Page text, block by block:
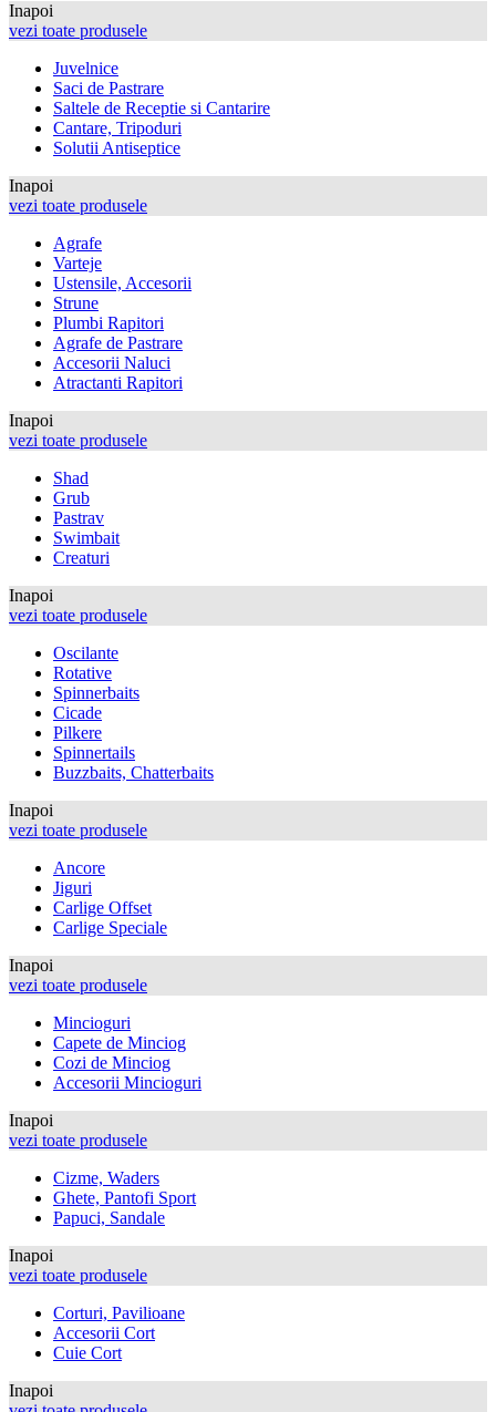
Inapoi
vezi toate produsele
Juvelnice
Saci de Pastrare
Saltele de Receptie si Cantarire
Cantare, Tripoduri
Solutii Antiseptice
Inapoi
vezi toate produsele
Agrafe
Varteje
Ustensile, Accesorii
Strune
Plumbi Rapitori
Agrafe de Pastrare
Accesorii Naluci
Atractanti Rapitori
Inapoi
vezi toate produsele
Shad
Grub
Pastrav
Swimbait
Creaturi
Inapoi
vezi toate produsele
Oscilante
Rotative
Spinnerbaits
Cicade
Pilkere
Spinnertails
Buzzbaits, Chatterbaits
Inapoi
vezi toate produsele
Ancore
Jiguri
Carlige Offset
Carlige Speciale
Inapoi
vezi toate produsele
Mincioguri
Capete de Minciog
Cozi de Minciog
Accesorii Mincioguri
Inapoi
vezi toate produsele
Cizme, Waders
Ghete, Pantofi Sport
Papuci, Sandale
Inapoi
vezi toate produsele
Corturi, Pavilioane
Accesorii Cort
Cuie Cort
Inapoi